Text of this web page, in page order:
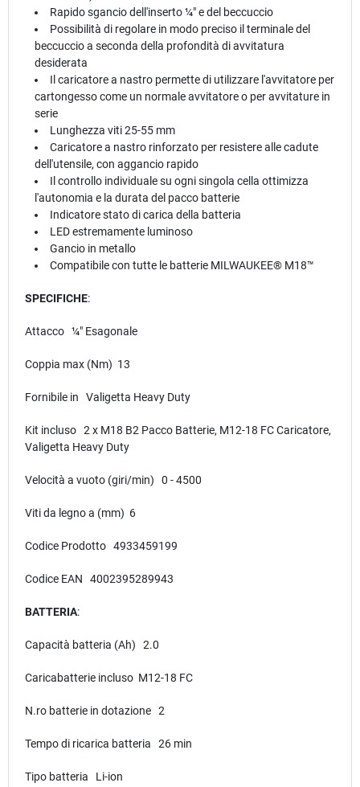
Rapido sgancio dell'inserto ¼″ e del beccuccio
Possibilità di regolare in modo preciso il terminale del
beccuccio a seconda della profondità di avvitatura
desiderata
Il caricatore a nastro permette di utilizzare l'avvitatore per
cartongesso come un normale avvitatore o per avvitature in
serie
Lunghezza viti 25-55 mm
Caricatore a nastro rinforzato per resistere alle cadute
dell'utensile, con aggancio rapido
Il controllo individuale su ogni singola cella ottimizza
l'autonomia e la durata del pacco batterie
Indicatore stato di carica della batteria
LED estremamente luminoso
Gancio in metallo
Compatibile con tutte le batterie MILWAUKEE® M18™
SPECIFICHE:
Attacco ¼″ Esagonale
Coppia max (Nm) 13
Fornibile in Valigetta Heavy Duty
Kit incluso 2 x M18 B2 Pacco Batterie, M12-18 FC Caricatore,
Valigetta Heavy Duty
Velocità a vuoto (giri/min) 0 - 4500
Viti da legno a (mm) 6
Codice Prodotto 4933459199
Codice EAN 4002395289943
BATTERIA:
Capacità batteria (Ah) 2.0
Caricabatterie incluso M12-18 FC
N.ro batterie in dotazione 2
Tempo di ricarica batteria 26 min
Tipo batteria Li-ion